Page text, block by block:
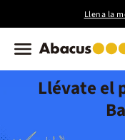
Llena la
Llévate el